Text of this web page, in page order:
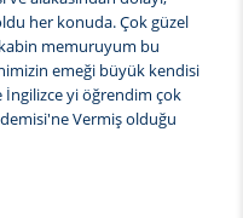
her konuda. Çok güzel
memuruyum bu
emeği büyük kendisi
yi öğrendim çok
Vermiş olduğu